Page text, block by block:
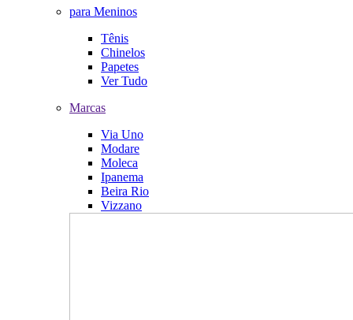
para Meninos
Tênis
Chinelos
Papetes
Ver Tudo
Marcas
Via Uno
Modare
Moleca
Ipanema
Beira Rio
Vizzano